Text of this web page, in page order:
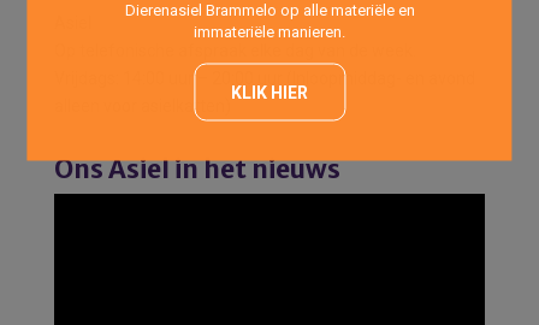
Vrijdags: 14:00 uur – 20:00 uur (Inloopmiddag- en avond
alleen voor asielkatten)
Ons Asiel in het nieuws
Dierenasiel Brammelo op alle materiële en
immateriële manieren.
KLIK HIER